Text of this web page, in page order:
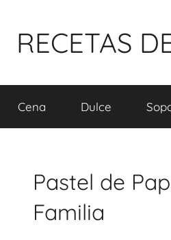
RECETAS
Cena Dulce
Pastel de
Familia